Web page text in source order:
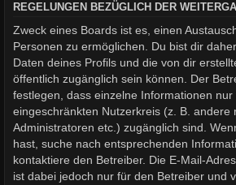
REGELUNGEN BEZÜGLICH DER
Zweck eines Boards ist es, einen
Personen zu ermöglichen. Du bist dir
Daten deines Profils und die von dir
öffentlich zugänglich sein können. Der
festlegen, dass einzelne Informationen nur
eingeschränkten Nutzerkreis (z. B. andere
Administratoren etc.) zugänglich sind.
hast, suche nach entsprechenden
kontaktiere den Betreiber. Die E-Mail-
ist dabei jedoch nur für den Betreiber und